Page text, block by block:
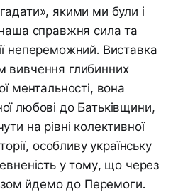
якими ми були і
справжня сила та
непереможний. Виставка
глибинних
ментальності, вона
любові до Батьківщини,
на рівні колективної
особливу українську
у тому, що через
йдемо до Перемоги.